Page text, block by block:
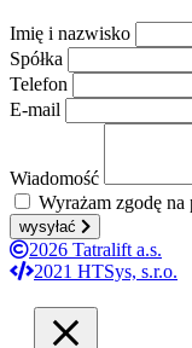
Imię i nazwisko
Spółka
Telefon
E-mail
Wiadomość
Wyrażam zgodę
wysyłać
2026 Tatralift a.s.
2021 HTSys, s.r.o.